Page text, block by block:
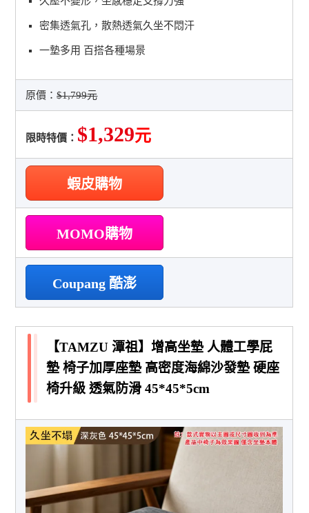
密集透氣孔，散熱透氣久坐不悶汗
一墊多用 百搭各種場景
原價：$1,799元
限時特價： $1,329元
蝦皮購物
MOMO購物
Coupang 酷澎
【TAMZU 潭祖】增高坐墊 人體工學屁
墊 椅子加厚座墊 高密度海綿沙發墊 硬座
椅升級 透氣防滑 45*45*5cm